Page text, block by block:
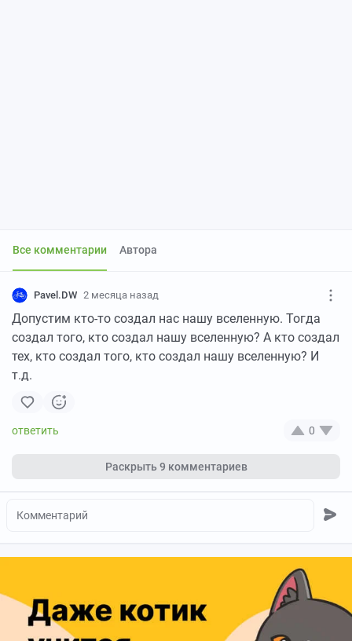
Все комментарии Автора
Pavel.DW 2 месяца назад
Допустим кто-то создал нас нашу вселенную. Тогда
создал того, кто создал нашу вселенную? А кто создал
тех, кто создал того, кто создал нашу вселенную? И
т.д.
0
Раскрыть9 комментариев